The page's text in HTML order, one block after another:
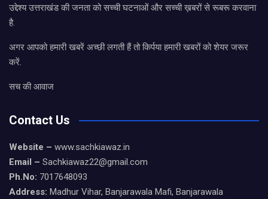
उद्देश्य उत्तराखंड की जनता को सच्ची घटनाओं और सच्ची ख़बरों से रूबरू करवाना
है.
अगर आपको हमारी खबरें अच्छी लगती हैं तो किर्पया हमारी खबरों को शेयर जरूर
करें.
सच की आवाज
Contact Us
Website – www.sachkiawaz.in
Email – Sachkiawaz22@gmail.com
Ph.No: 7017648093
Address: Madhur Vihar, Banjarawala Mafi, Banjarawala